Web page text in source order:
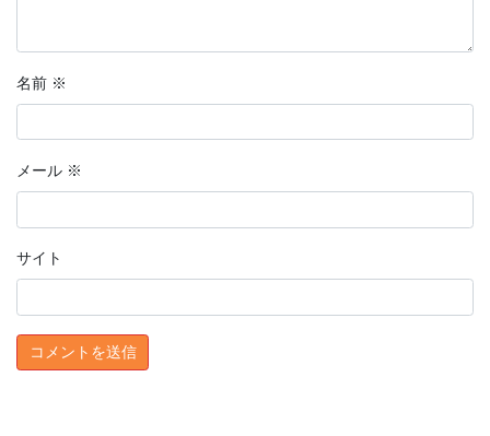
名前 ※
メール ※
サイト